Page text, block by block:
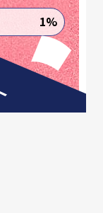
想為什麼要把
我這塊肉，放
，再搬到學
去資訊中心
然參與一個演
是什麼，只
是我職業的
1%